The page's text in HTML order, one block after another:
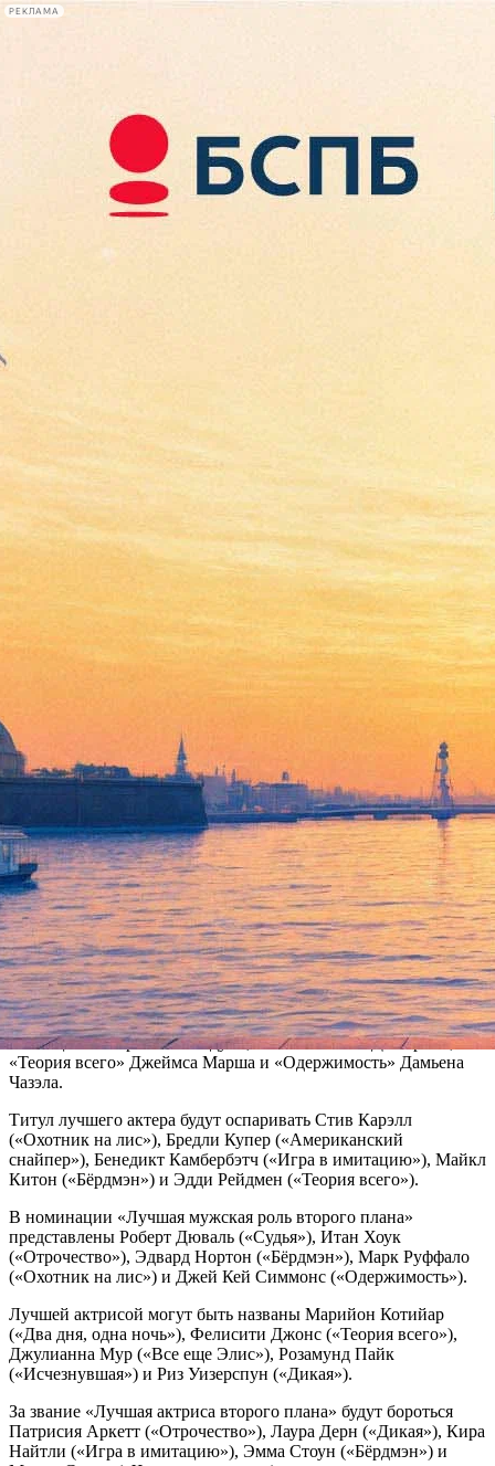
РЕКЛАМА
Сегодня:
2026.08.07
22:53
Афиша Plus
«Левиафан» номинирован на
«Оскар»
15 января 2015,17:14 Версия для печати
Российский фильм «Левиафан» режиссера Андрея Звягинцева
номинирован на престижную премию «Оскар» как лучший
фильм на иностранном языке. Шорт-лист номинантов
объявили в четверг, 15 января, президент киноакадемии
Шерил Боун Исэкс и актер Крис Пайн.
Помимо «Левиафана», в список номинантов на «Оскар»
попали польский фильм «Ида», аргентинский «Дикие
истории» и франко-мавританский «Тимбукту».
В номинации «Лучший фильм» представлены восемь лент:
«Американский снайпер» Клинта Иствуда, «Бёрдмэн»
Алехандро Инньяриту, «Отрочество» Ричарда Линклейтера,
«Отель «Гранд Будапешт» Уэса Андерсона, «Игра в
имитацию» Мортена Тильдума, «Сельма» Авы Дюверней,
«Теория всего» Джеймса Марша и «Одержимость» Дамьена
Чазэла.
Титул лучшего актера будут оспаривать Стив Карэлл
(«Охотник на лис»), Бредли Купер («Американский
снайпер»), Бенедикт Камбербэтч («Игра в имитацию»), Майкл
Китон («Бёрдмэн») и Эдди Рейдмен («Теория всего»).
В номинации «Лучшая мужская роль второго плана»
представлены Роберт Дюваль («Судья»), Итан Хоук
(«Отрочество»), Эдвард Нортон («Бёрдмэн»), Марк Руффало
(«Охотник на лис») и Джей Кей Симмонс («Одержимость»).
Лучшей актрисой могут быть названы Марийон Котийар
(«Два дня, одна ночь»), Фелисити Джонс («Теория всего»),
Джулианна Мур («Все еще Элис»), Розамунд Пайк
(«Исчезнувшая») и Риз Уизерспун («Дикая»).
За звание «Лучшая актриса второго плана» будут бороться
Патрисия Аркетт («Отрочество»), Лаура Дерн («Дикая»), Кира
Найтли («Игра в имитацию»), Эмма Стоун («Бёрдмэн») и